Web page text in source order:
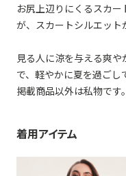
お尻上辺りにくるスカ
が、スカートシルエット
見る人に涼を与える爽
で、軽やかに夏を過ごし
掲載商品以外は私物です。
着用アイテム